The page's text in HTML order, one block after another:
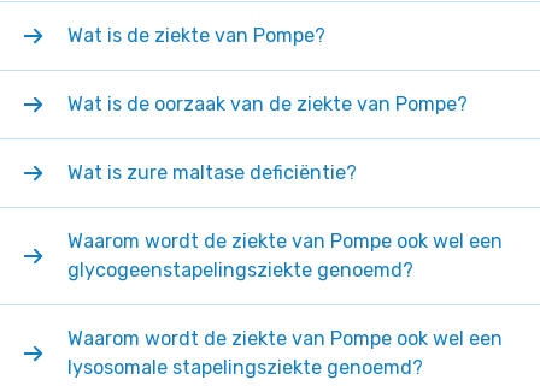
Wat is de ziekte van Pompe?
Wat is de oorzaak van de ziekte van Pompe?
Wat is zure maltase deficiëntie?
Waarom wordt de ziekte van Pompe ook wel een
glycogeenstapelingsziekte genoemd?
Waarom wordt de ziekte van Pompe ook wel een
lysosomale stapelingsziekte genoemd?